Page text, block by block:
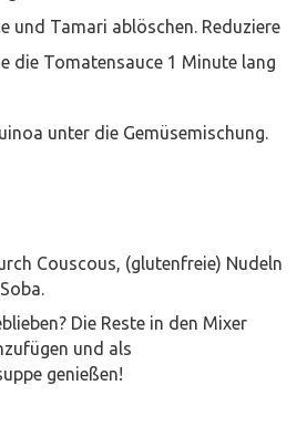
und Tamari ablöschen. Reduziere
die Tomatensauce 1 Minute lang
unter die Gemüsemischung.
Couscous, (glutenfreie) Nudeln
Die Reste in den Mixer
und als
genießen!